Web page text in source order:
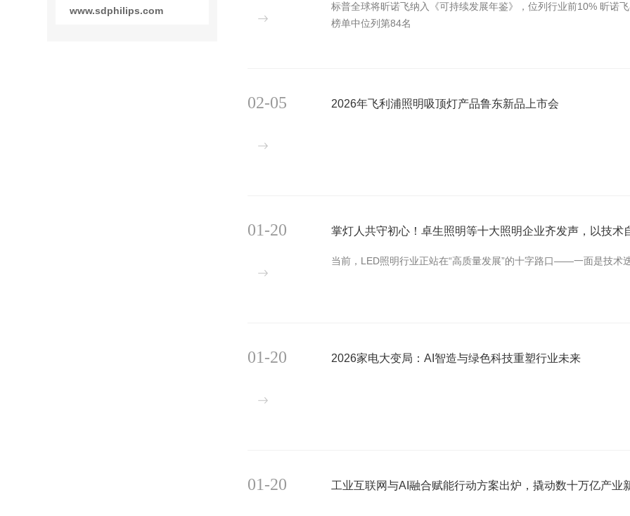
www.sdphilips.com
标普全球将昕诺飞纳入《可持续发展年鉴》，位列行业前10% 昕
榜单中位列第84名
2026年飞利浦照明吸顶灯产品鲁东新品上市会
02-05
掌灯人共守初心！卓生照明等十大照明企业齐发声，以技术
当前，LED照明行业正站在“高质量发展”的十字路口——一面是技术
01-20
2026家电大变局：AI智造与绿色科技重塑行业未来
01-20
工业互联网与AI融合赋能行动方案出炉，撬动数十万亿产业
01-20